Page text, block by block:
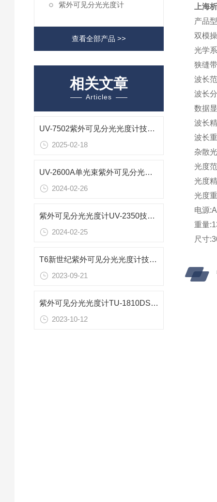
紫外可见分光光度计
查看全部产品 >>
相关文章
Articles
UV-7502紫外可见分光光度计技术解析
2025-02-18
UV-2600A单光束紫外可见分光光度计产品特点
2024-02-26
紫外可见分光光度计UV-2350技术参数
2024-02-25
T6新世纪紫外可见分光光度计技术参数
2023-09-21
紫外可见分光光度计TU-1810DSPC参数资料
2023-10-12
上海
产品
双模
光学
狭缝
波长
波长
数据
波长
波长
杂散
光度
光度
光度
电源
重量
尺寸